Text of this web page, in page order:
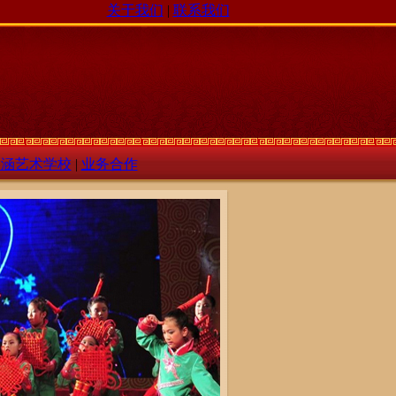
关于我们 | 联系我们
艺术学校 | 业务合作